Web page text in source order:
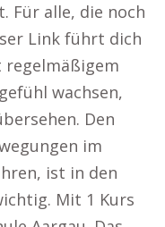
Für alle, die noch
Link führt dich
regelmäßigem
wachsen,
Den
im
ist in den
Mit 1 Kurs